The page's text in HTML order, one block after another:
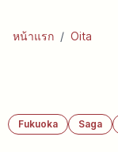
หน้าแรก / Oita
Fukuoka Saga